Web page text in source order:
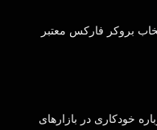
بروکر فارکس معتبر
خودکاری در بازارهای